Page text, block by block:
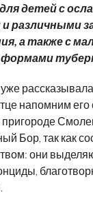
детей с
различными
а также с
напомним его
пригороде
Бор, так как
они